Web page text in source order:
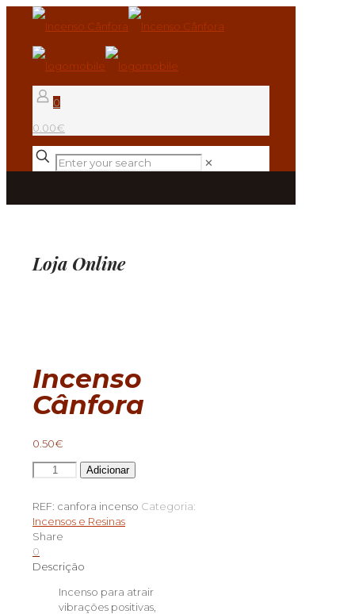
0
0.00€
✕
Loja Online
Incenso
Cânfora
0.50€
Quantidade
de
Cânfora
Adicionar
REF: canfora incenso Categoria:
Incensos e Resinas
Share
0
Descrição
Incenso para atrair
vibrações positivas,